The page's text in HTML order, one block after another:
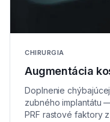
CHIRURGIA
Augmentácia
Doplnenie
zubného implantátu
PRF rastové faktory